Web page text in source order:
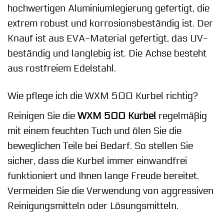
hochwertigen Aluminiumlegierung gefertigt, die
extrem robust und korrosionsbeständig ist. Der
Knauf ist aus EVA-Material gefertigt, das UV-
beständig und langlebig ist. Die Achse besteht
aus rostfreiem Edelstahl.
Wie pflege ich die WXM 500 Kurbel richtig?
Reinigen Sie die WXM 500 Kurbel regelmäßig
mit einem feuchten Tuch und ölen Sie die
beweglichen Teile bei Bedarf. So stellen Sie
sicher, dass die Kurbel immer einwandfrei
funktioniert und Ihnen lange Freude bereitet.
Vermeiden Sie die Verwendung von aggressiven
Reinigungsmitteln oder Lösungsmitteln.